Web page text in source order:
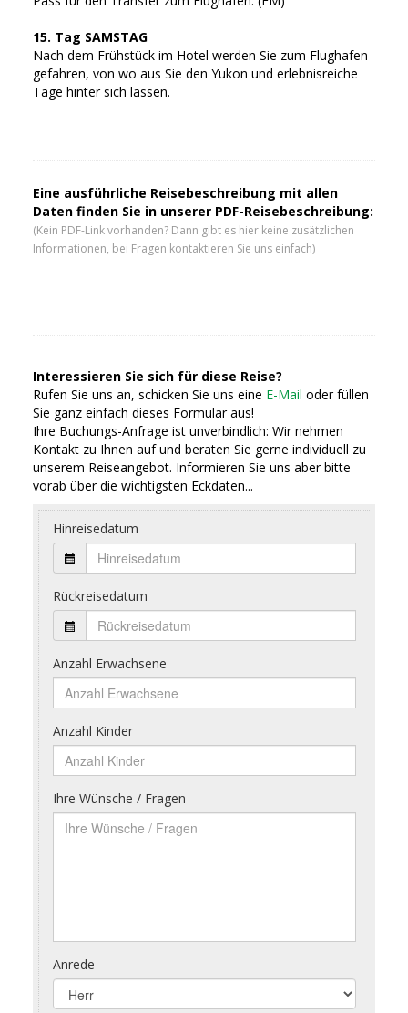
15. Tag SAMSTAG
Nach dem Frühstück im Hotel werden Sie zum Flughafen
gefahren, von wo aus Sie den Yukon und erlebnisreiche
Tage hinter sich lassen.
Eine ausführliche Reisebeschreibung mit allen
Daten finden Sie in unserer PDF-Reisebeschreibung:
(Kein PDF-Link vorhanden? Dann gibt es hier keine zusätzlichen
Informationen, bei Fragen kontaktieren Sie uns einfach)
Interessieren Sie sich für diese Reise?
Rufen Sie uns an, schicken Sie uns eine E-Mail oder füllen
Sie ganz einfach dieses Formular aus!
Ihre Buchungs-Anfrage ist unverbindlich: Wir nehmen
Kontakt zu Ihnen auf und beraten Sie gerne individuell zu
unserem Reiseangebot. Informieren Sie uns aber bitte
vorab über die wichtigsten Eckdaten...